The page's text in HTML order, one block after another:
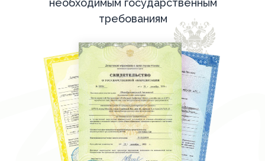
необходимым государственным
требованиям